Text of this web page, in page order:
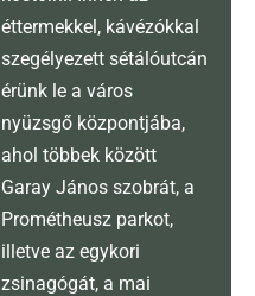
éttermekkel, kávézókkal
szegélyezett sétálóutcán
érünk le a város
nyüzsgő központjába,
ahol többek között
Garay János szobrát, a
Prométheusz parkot,
illetve az egykori
zsinagógát, a mai